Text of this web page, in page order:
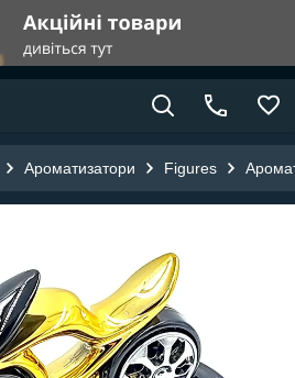
Ароматизатори Figures